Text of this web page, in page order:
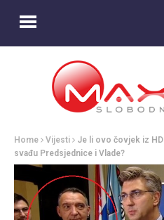
Home Vijesti
Je li ovo čovjek iz
svađu Predsjednice i Vlade?